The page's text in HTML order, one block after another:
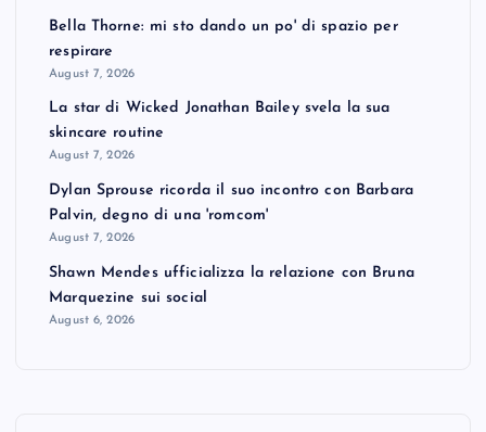
Bella Thorne: mi sto dando un po' di spazio per
respirare
August 7, 2026
La star di Wicked Jonathan Bailey svela la sua
skincare routine
August 7, 2026
Dylan Sprouse ricorda il suo incontro con Barbara
Palvin, degno di una 'romcom'
August 7, 2026
Shawn Mendes ufficializza la relazione con Bruna
Marquezine sui social
August 6, 2026